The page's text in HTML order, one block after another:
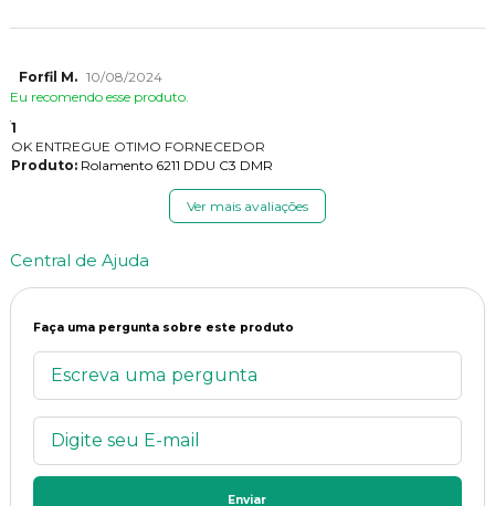
Forfil M. 10/08/2024
Eu recomendo esse produto.
1
OK ENTREGUE OTIMO FORNECEDOR
Produto:Rolamento 6211 DDU C3 DMR
Ver mais avaliações
Central de Ajuda
Faça uma pergunta sobre este produto
Enviar